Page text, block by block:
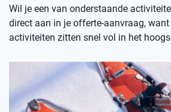
Wil je een van onderstaande
direct aan in je offerte-aanvraag, want
activiteiten zitten snel vol in het